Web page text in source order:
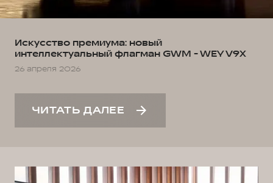
Искусство премиума: новый
интеллектуальный флагман GWM - WEY V9X
26 апреля 2026
ЧИТАТЬ ДАЛЕЕ